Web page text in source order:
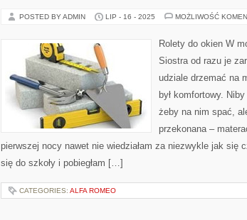
POSTED BY ADMIN LIP - 16 - 2025 MOŻLIWOŚĆ
Rolety do okien W
Siostra od razu je
udziale drzemać na
był komfortowy.
żeby na nim spać,
przekonana –
pierwszej nocy nawet nie wiedziałam za niezwykle jak się
się do szkoły i pobiegłam […]
CATEGORIES: ALFA ROMEO